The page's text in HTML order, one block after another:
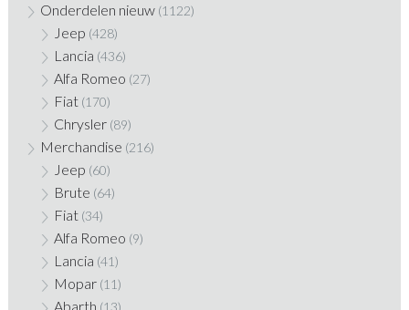
Onderdelen nieuw (1122)
Jeep (428)
Lancia (436)
Alfa Romeo (27)
Fiat (170)
Chrysler (89)
Merchandise (216)
Jeep (60)
Brute (64)
Fiat (34)
Alfa Romeo (9)
Lancia (41)
Mopar (11)
Abarth